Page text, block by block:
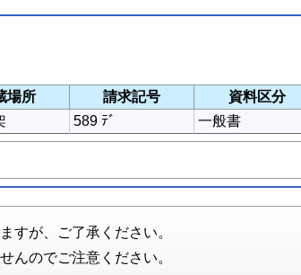
場所 請求記号 資料区分
589 ﾃﾞ 一般書
すが、ご了承ください。
んのでご注意ください。